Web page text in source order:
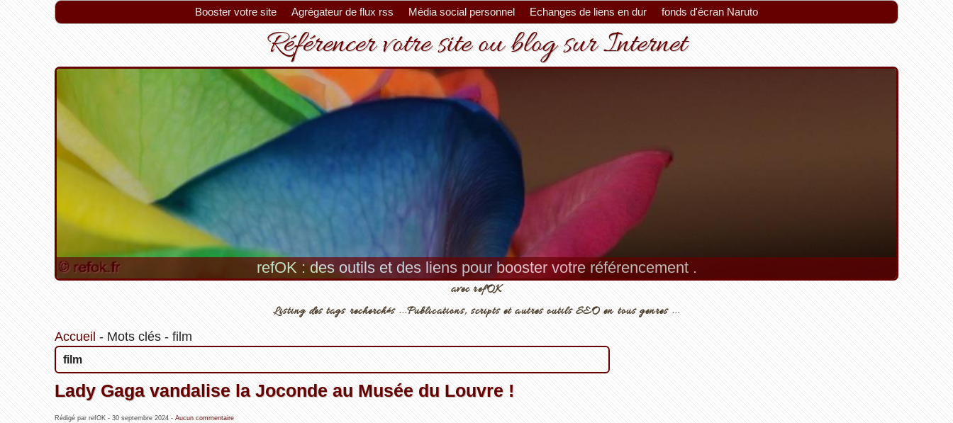
Booster votre site Agrégateur de flux rss Média social personnel Echanges de liens en dur fonds d'écran Naruto
Référencer votre site ou blog sur Internet
refOK : des outils et des liens pour booster votre référencement .
avec refOK
Listing des tags recherchés ...Publications, scripts et autres outils SEO en tous genres ...
Accueil - Mots clés- film
film
Lady Gaga vandalise la Joconde au Musée du Louvre !
Rédigé par refOK - 30 septembre 2024- Aucun commentaire